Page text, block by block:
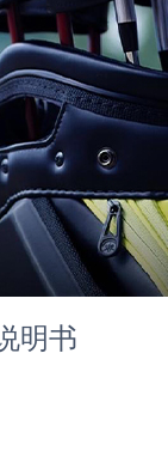
明书